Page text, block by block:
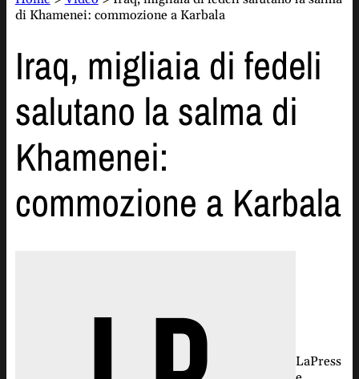
di Khamenei: commozione a Karbala
Iraq, migliaia di fedeli
salutano la salma di
Khamenei:
commozione a Karbala
LaPress